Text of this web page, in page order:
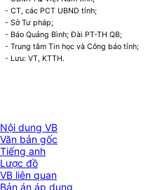
- CT, các PCT UBND tỉnh;
- Sở Tư pháp;
- Báo Quảng Bình; Đài PT-TH QB;
- Trung tâm Tin học và Công báo tỉnh;
- Lưu: VT, KTTH.
Nội dung VB
Văn bản gốc
Tiếng anh
Lược đồ
VB liên quan
Bản án áp dụng